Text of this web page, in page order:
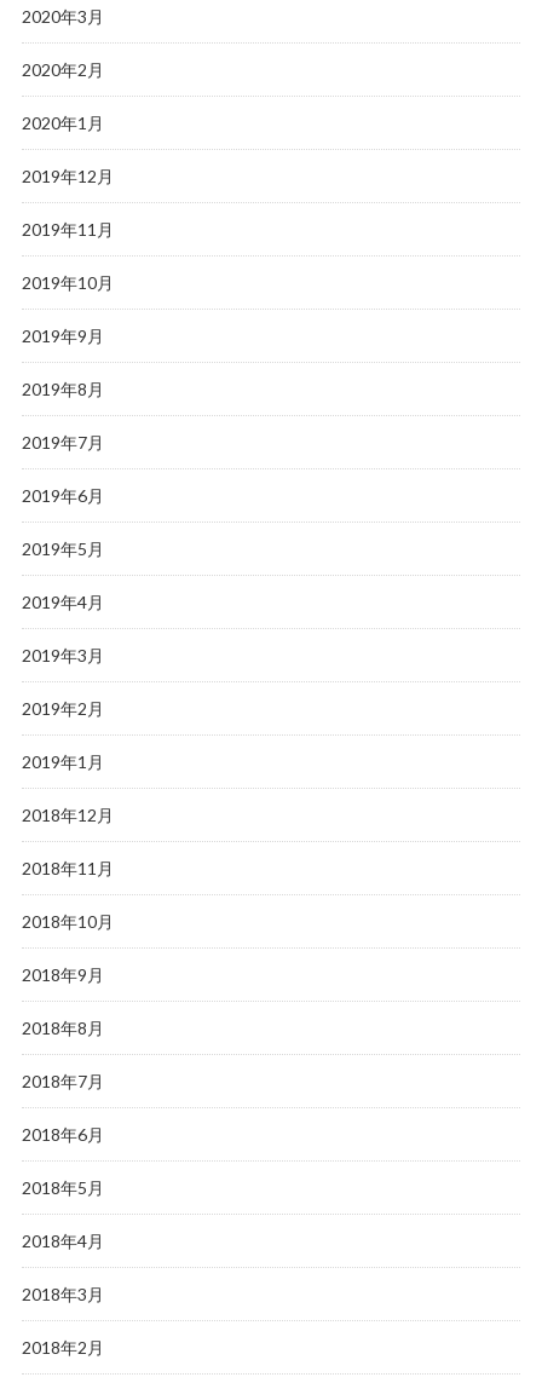
2020年3月
2020年2月
2020年1月
2019年12月
2019年11月
2019年10月
2019年9月
2019年8月
2019年7月
2019年6月
2019年5月
2019年4月
2019年3月
2019年2月
2019年1月
2018年12月
2018年11月
2018年10月
2018年9月
2018年8月
2018年7月
2018年6月
2018年5月
2018年4月
2018年3月
2018年2月